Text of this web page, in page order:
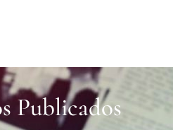
Publicados